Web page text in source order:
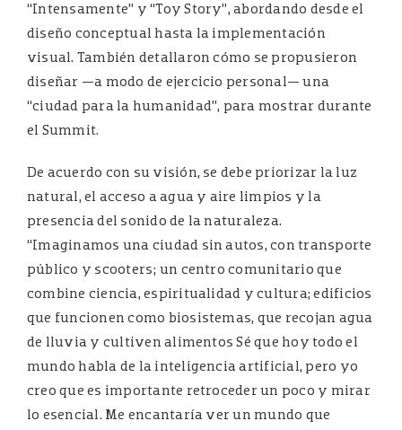
“Intensamente” y “Toy Story”, abordando desde el
diseño conceptual hasta la implementación
visual. También detallaron cómo se propusieron
diseñar —a modo de ejercicio personal— una
“ciudad para la humanidad”, para mostrar durante
el Summit.
De acuerdo con su visión, se debe priorizar la luz
natural, el acceso a agua y aire limpios y la
presencia del sonido de la naturaleza.
“Imaginamos una ciudad sin autos, con transporte
público y scooters; un centro comunitario que
combine ciencia, espiritualidad y cultura; edificios
que funcionen como biosistemas, que recojan agua
de lluvia y cultiven alimentos Sé que hoy todo el
mundo habla de la inteligencia artificial, pero yo
creo que es importante retroceder un poco y mirar
lo esencial. Me encantaría ver un mundo que